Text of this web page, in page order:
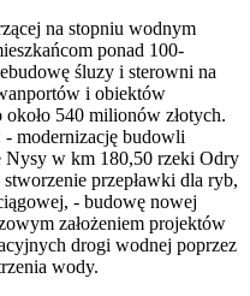
na stopniu wodnym
ponad 100-
śluzy i sterowni na
i obiektów
540 milionów złotych.
- modernizację budowli
Nysy w km 180,50 rzeki Odry
przepławki dla ryb,
- budowę nowej
założeniem projektów
drogi wodnej poprzez
wody.